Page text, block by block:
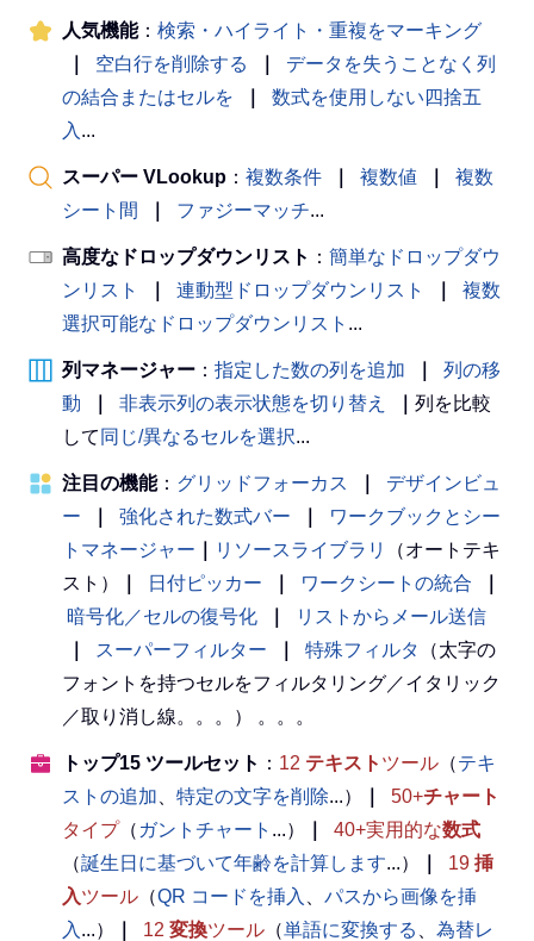
人気機能： 検索・ハイライト・重複をマーキング
空白行を削除する
データを失うことなく列
の結合またはセルを
数式を使用しない四捨五
入 ...
スーパー VLookup ： 複数条件 複数値
複数
シート間
ファジーマッチ...
高度なドロップダウンリスト ： 簡単なドロップダウ
ンリスト
連動型ドロップダウンリスト
複数
選択可能なドロップダウンリスト ...
列マネージャー ： 指定した数の列を追加
列の移
動
非表示列の表示状態を切り替え
列を比較
して 同じ/異なるセルを選択...
注目の機能： グリッドフォーカス
デザインビュ
ー
強化された数式バー
ワークブックとシー
トマネージャー
リソースライブラリ
（オートテキ
スト）
日付ピッカー ワークシートの統合
暗号化／セルの復号化
リストからメール送信
スーパーフィルター 特殊フィルタ
（太字の
フォントを持つセルをフィルタリング／イタリック
／取り消し線。。。） 。。。
トップ15 ツールセット ： 12 テキスト ツール （テキ
ストの追加
特定の文字を削除...） 50+チャート
タイプ（ ガントチャート ...） 40+実用的な数式
（誕生日に基づいて年齢を計算します...） 19 挿
入ツール （QR コードを挿入
パスから画像を挿
入 ...） 12 変換ツール （単語に変換する
為替レ